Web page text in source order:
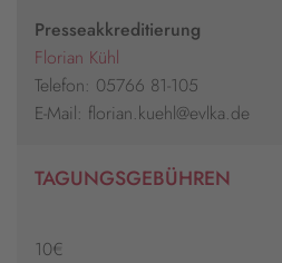
Presseakkreditierung
Florian Kühl
Telefon: 05766 81-105
E-Mail: florian.kuehl@evlka.de
TAGUNGSGEBÜHREN
10€